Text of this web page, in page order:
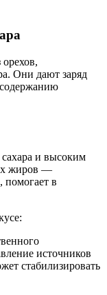
Они дают заряд
и высоким
жиров —
помогает в
источников
стабилизировать